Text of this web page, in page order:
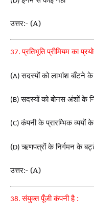
उत्तर:- (A)
37.प्रतिभूति प्रीमियम का
(A)सदस्यों को लाभांश बाँटने
(B)सदस्यों को बोनस अंशों के
(C)कंपनी के प्रारम्भिक
(D)ऋणपत्रों के निर्गमन के
उत्तर:- (A)
38.संयुक्त पूँजी कंपनी है :